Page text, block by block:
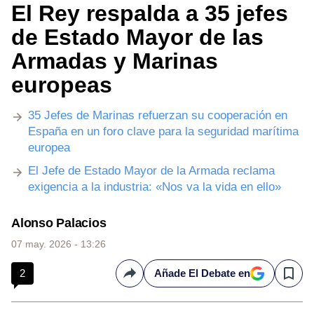
El Rey respalda a 35 jefes
de Estado Mayor de las
Armadas y Marinas
europeas
35 Jefes de Marinas refuerzan su cooperación en
España en ​un foro clave para la seguridad marítima
europea
El Jefe de Estado Mayor de la Armada reclama
exigencia a la industria: «Nos va la vida en ello»
Alonso Palacios
07 may. 2026 - 13:26
2 CompartirAñade El Debate en Save